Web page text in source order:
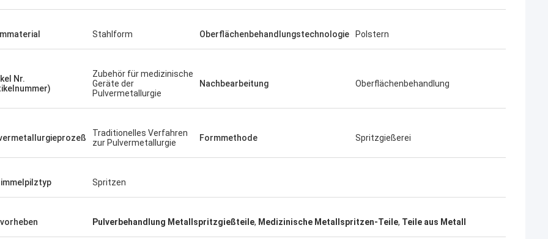
Stahlform Oberflächenbehandlungstechnologie Polstern
Nr.
Zubehör für medizinische
Geräte der
Pulvermetallurgie
Nachbearbeitung Oberflächenbehandlung
Traditionelles Verfahren
zur Pulvermetallurgie
Formmethode Spritzgießerei
Spritzen
Pulverbehandlung Metallspritzgießteile, Medizinische Metallspritzen-Teile, Teile aus Metall